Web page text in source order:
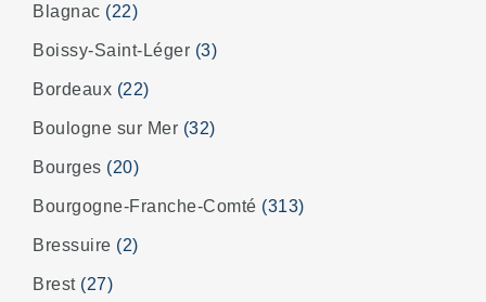
Blagnac (22)
Boissy-Saint-Léger (3)
Bordeaux (22)
Boulogne sur Mer (32)
Bourges (20)
Bourgogne-Franche-Comté (313)
Bressuire (2)
Brest (27)